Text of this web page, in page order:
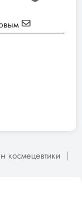
космецевтики |